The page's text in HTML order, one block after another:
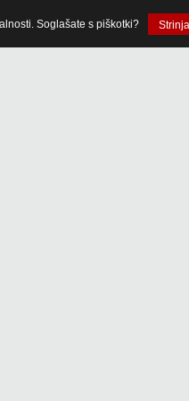
Soglašate s piškotki?